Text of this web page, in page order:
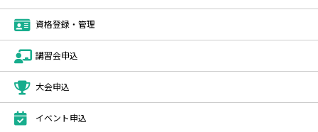
資格登録・管理
講習会申込
大会申込
イベント申込